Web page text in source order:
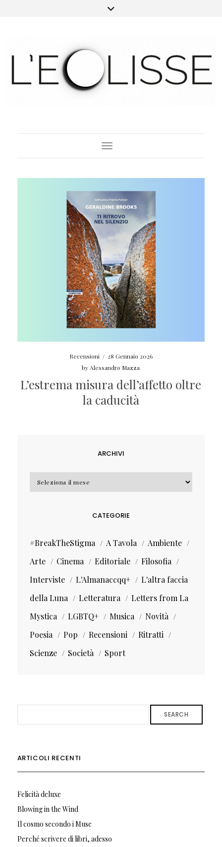
Toggle Navigation
Recensioni / 28 Gennaio 2026
by Alessandro Mazza
L’estrema misura dell’affetto oltre
la caducità
ARCHIVI
Archivi
CATEGORIE
#BreakTheStigma A Tavola
Ambiente
Arte
Cinema Editoriale
Filosofia
Interviste
L'Almanaccqq+
L'altra faccia
della Luna
Letteratura
Letters from La
Mystica
LGBTQ+ Musica
Novità
Poesia
Pop Recensioni
Ritratti
Scienze
Società Sport
SEARCH
ARTICOLI RECENTI
Felicità deluxe
Blowing in the Wind
Il cosmo secondo i Muse
Perché scrivere di libri, adesso